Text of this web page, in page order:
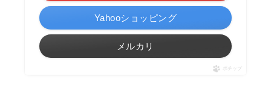
Yahooショッピング
メルカリ
ポチップ